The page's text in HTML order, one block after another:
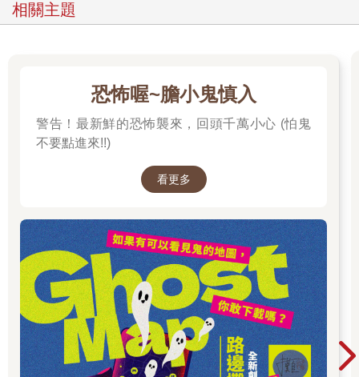
相關主題
恐怖喔~膽小鬼慎入
警告！最新鮮的恐怖襲來，回頭千萬小心 (怕鬼
不要點進來!!)
看更多